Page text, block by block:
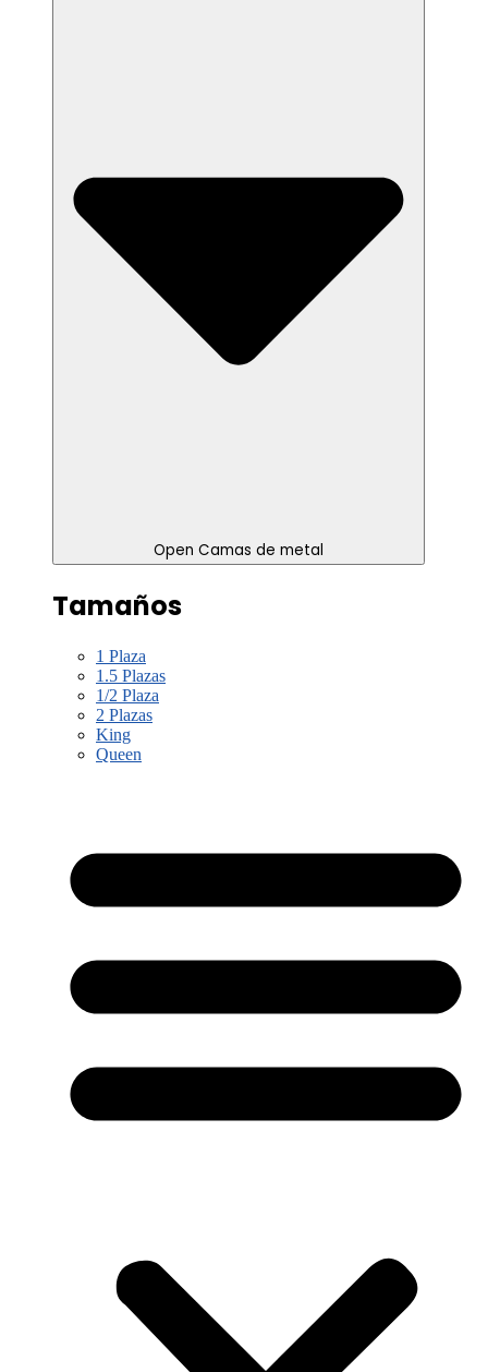
Open Camas de metal
Tamaños
1 Plaza
1.5 Plazas
1/2 Plaza
2 Plazas
King
Queen